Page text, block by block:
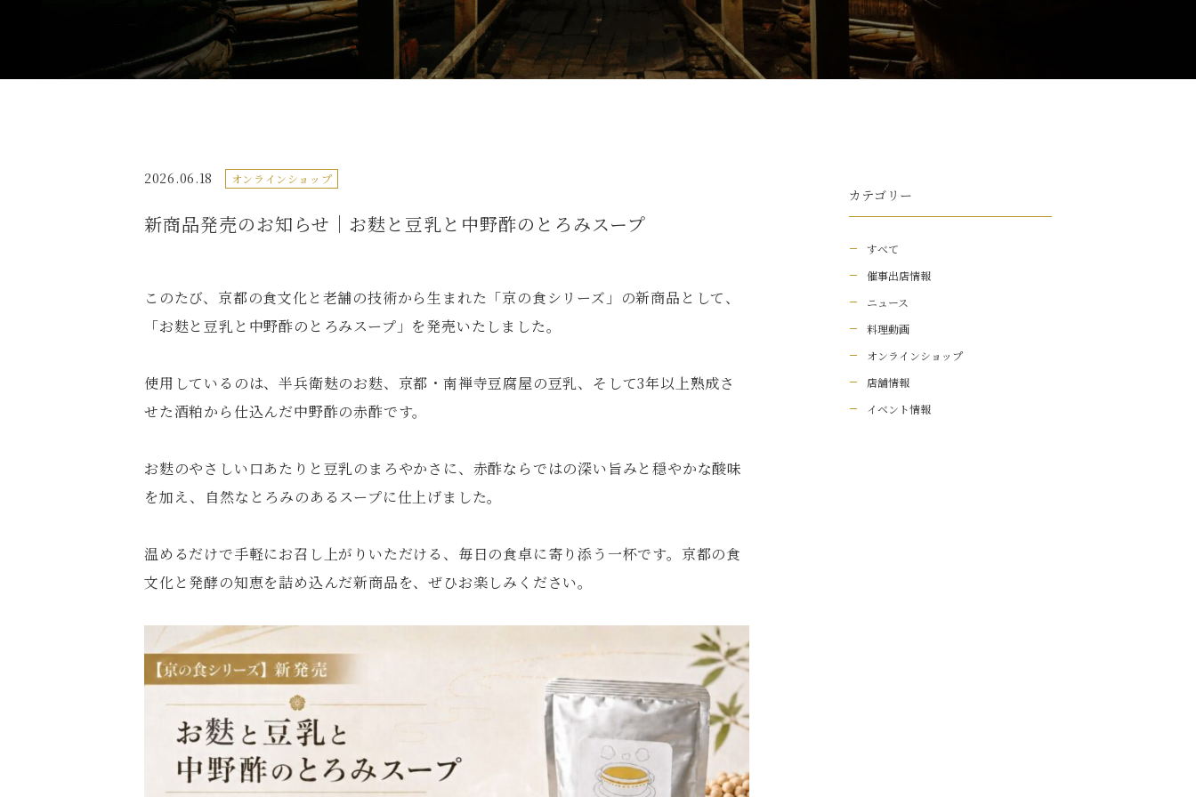
2026.06.18 オンラインショップ
新商品発売のお知らせ｜お麩と豆乳と中野酢のとろみスープ
このたび、京都の食文化と老舗の技術から生まれた「京の食シリーズ」の新商品として、
「お麩と豆乳と中野酢のとろみスープ」を発売いたしました。
使用しているのは、半兵衛麸のお麩、京都・南禅寺豆腐屋の豆乳、そして3年以上熟成さ
せた酒粕から仕込んだ中野酢の赤酢です。
お麩のやさしい口あたりと豆乳のまろやかさに、赤酢ならではの深い旨みと穏やかな酸味
を加え、自然なとろみのあるスープに仕上げました。
温めるだけで手軽にお召し上がりいただける、毎日の食卓に寄り添う一杯です。京都の食
文化と発酵の知恵を詰め込んだ新商品を、ぜひお楽しみください。
カテゴリー
すべて
催事出店情報
ニュース
料理動画
オンラインショップ
店舗情報
イベント情報